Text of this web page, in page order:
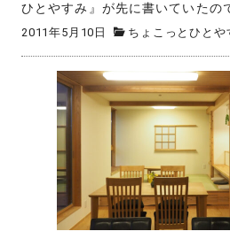
ひとやすみ』が先に書いていたの
2011年5月10日 ちょこっとひとや